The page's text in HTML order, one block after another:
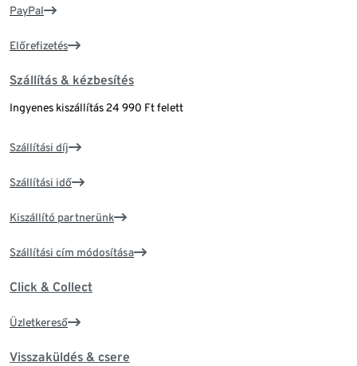
PayPal
Előrefizetés
Szállítás & kézbesítés
Ingyenes kiszállítás 24 990 Ft felett
Szállítási díj
Szállítási idő
Kiszállító partnerünk
Szállítási cím módosítása
Click & Collect
Üzletkereső
Visszaküldés & csere